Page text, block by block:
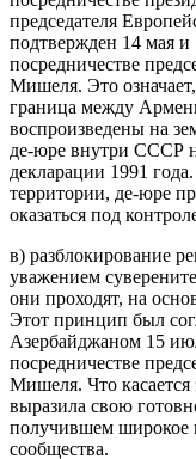
председателя
подтвержден 14 мая
посредничестве
Мишеля. Это
граница между
воспроизведены на
де-юре внутри СССР
декларации 1991
территории, де-юре
оказаться под
в) разблокирование
уважением
они проходят, на
Этот принцип был
Азербайджаном 15
посредничестве
Мишеля. Что касается
выразила свою
получившем широкое
сообщества.